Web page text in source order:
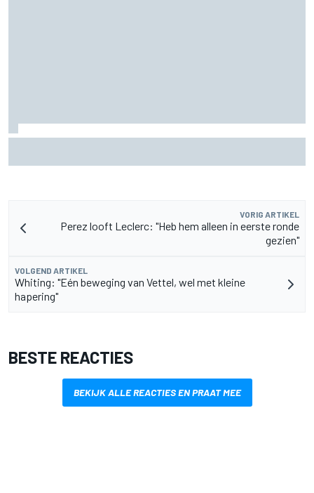
VORIG ARTIKEL
Perez looft Leclerc: "Heb hem alleen in eerste ronde
gezien"
VOLGEND ARTIKEL
Whiting: "Eén beweging van Vettel, wel met kleine
hapering"
BESTE REACTIES
BEKIJK ALLE REACTIES EN PRAAT MEE